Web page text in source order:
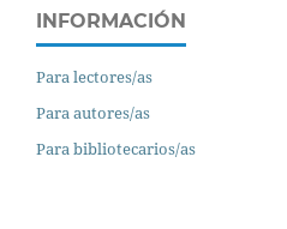
INFORMACIÓN
Para lectores/as
Para autores/as
Para bibliotecarios/as